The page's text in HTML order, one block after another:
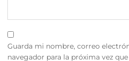
Guarda mi nombre, correo
navegador para la próxima vez